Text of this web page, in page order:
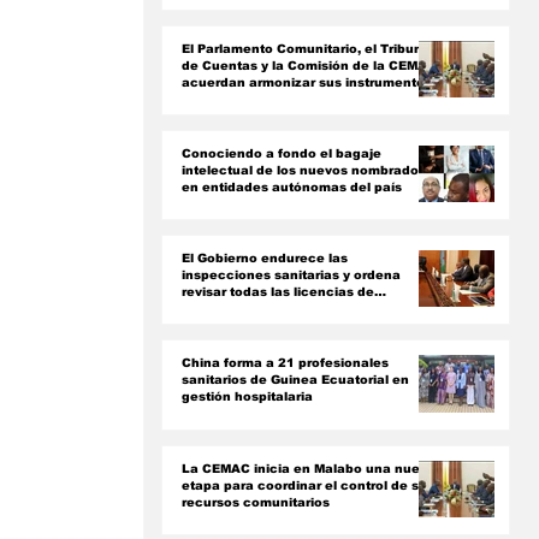
El Parlamento Comunitario, el Tribunal
de Cuentas y la Comisión de la CEMAC
acuerdan armonizar sus instrumentos
Conociendo a fondo el bagaje
intelectual de los nuevos nombrados
en entidades autónomas del país ‎
El Gobierno endurece las
inspecciones sanitarias y ordena
revisar todas las licencias de
China forma a 21 profesionales
sanitarios de Guinea Ecuatorial en
gestión hospitalaria
La CEMAC inicia en Malabo una nueva
etapa para coordinar el control de sus
recursos comunitarios